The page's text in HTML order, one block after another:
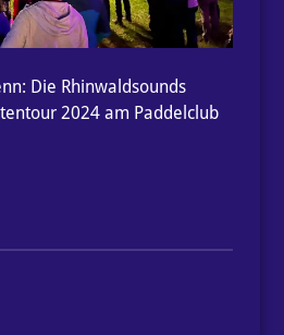
Die Rhinwaldsounds
2024 am Paddelclub